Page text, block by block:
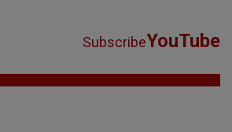
SubscribeYouTube